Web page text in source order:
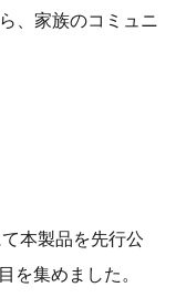
族の体験全体を支
な存在として、